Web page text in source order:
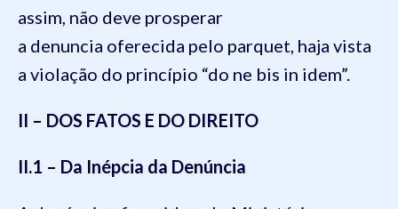
assim, não deve prosperar
a denuncia oferecida pelo parquet, haja vista
a violação do princípio “do ne bis in idem”.
II – DOS FATOS E DO DIREITO
II.1 – Da Inépcia da Denúncia